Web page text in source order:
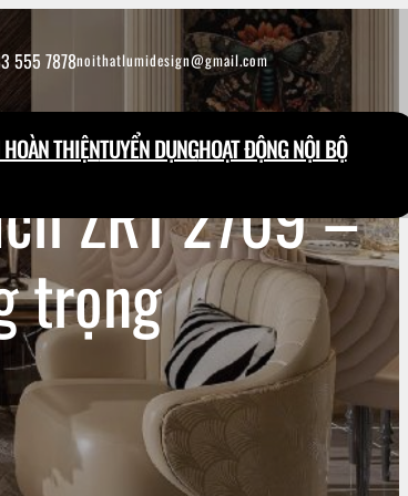
555 7878noithatlumidesign@gmail.com
THIỆNTUYỂN DỤNGHOẠT ĐỘNG NỘI BỘ
ZR1 2709 –
trọng